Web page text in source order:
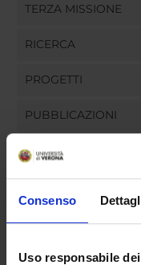
Consenso
Uso responsabile
TERZA MISSIONE
RICERCA
PROGETTI
PUBBLICAZIONI
INCARICHI